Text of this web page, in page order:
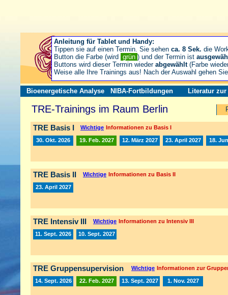
Bioenergetische Analyse NIBA-Fortbildungen Literatur zur
TRE-Trainings im Raum Berlin
TRE Basis I Wichtige Informationen zu Basis I
30. Okt. 2026 19. Feb. 2027 12. März 2027 23. April 2027 18.
TRE Basis II Wichtige Informationen zu Basis II
23. April 2027
TRE Intensiv III Wichtige Informationen zu Intensiv III
11. Sept. 2026 10. Sept. 2027
TRE Gruppensupervision Wichtige Informationen zur
14. Sept. 2026 22. Feb. 2027 13. Sept. 2027 1. Nov. 2027
Anleitung für Tablet und Handy:
Tippen sie auf einen Termin. Sie sehen ca. 8 Sek. die
Button die Farbe (wird grün ) und der Termin ist
Buttons wird dieser Termin wieder abgewählt(Farbe
Weise alle Ihre Trainings aus! Nach der Auswahl gehen